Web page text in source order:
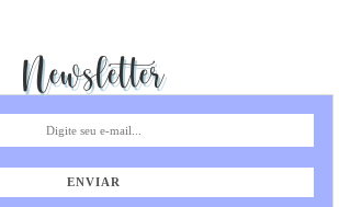
Newsletter